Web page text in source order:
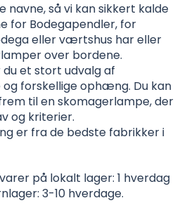
så vi kan sikkert kalde
for Bodegapendler, for
eller værtshus har eller
over bordene.
du et stort udvalg af
forskellige ophæng. Du kan
til en skomagerlampe, der
og kriterier.
er fra de bedste fabrikker i
på lokalt lager: 1 hverdag
3-10 hverdage.